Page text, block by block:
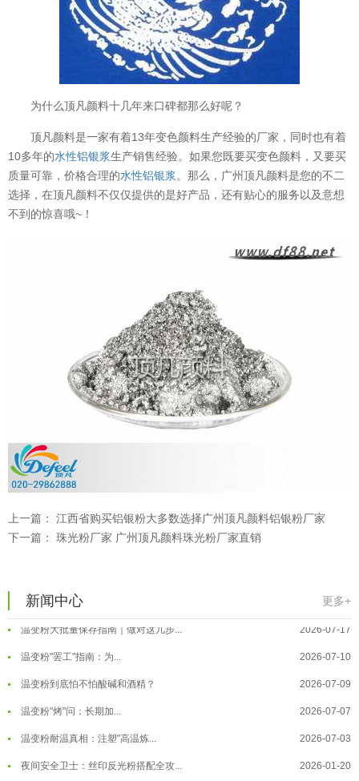
为什么顶凡颜料十几年来口碑都那么好呢？
顶凡颜料是一家有着13年变色颜料生产经验的厂家，同时也有着
10多年的水性铝银浆生产销售经验。如果您既要买变色颜料，又要买
质量可靠，价格合理的水性铝银浆 。那么，广州顶凡颜料是您的不二
选择，在顶凡颜料不仅仅提供的是好产品，还有贴心的服务以及意想
不到的惊喜哦~！
上一篇： 江西省购买铝银粉大多数选择广州顶凡颜料铝银粉厂家
下一篇： 珠光粉厂家 广州顶凡颜料珠光粉厂家直销
新闻中心 更多+
温变粉可以做防伪标签、温变防伪吗... 2026-08-05
温变粉适合做热变还是冷变？
温变粉保质期有多久？开封后如何保... 2026-07-20
温变粉"罢工"指南：为... 2026-07-10
温变粉到底怕不怕酸碱和酒精？ 2026-07-09
温变粉"烤"问：长期加... 2026-07-07
温变粉耐温真相：注塑"高温炼... 2026-07-03
夜间安全卫士：丝印反光粉搭配全攻... 2026-01-20